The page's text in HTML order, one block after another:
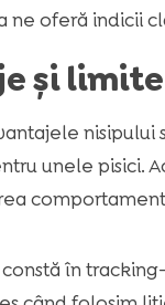
ne oferă indicii
și
nisipului
unele pisici.
în